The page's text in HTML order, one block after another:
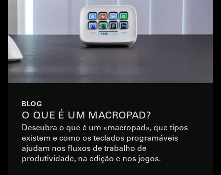
BLOG
O QUE É UM MACROPAD?
Descubra o que é um «macropad», que tipos
existem e como os teclados programáveis
ajudam nos fluxos de trabalho de
produtividade, na edição e nos jogos.